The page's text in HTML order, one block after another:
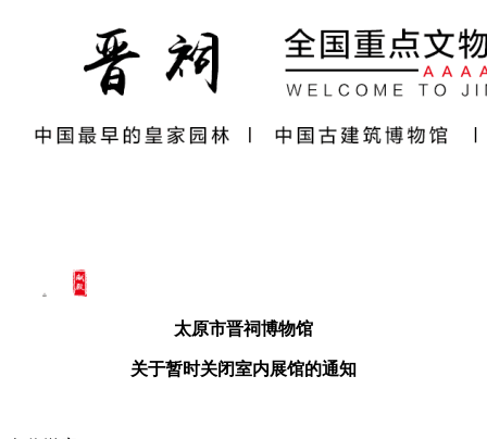
太原市晋祠博物馆
关于暂时关闭室内展馆的通知